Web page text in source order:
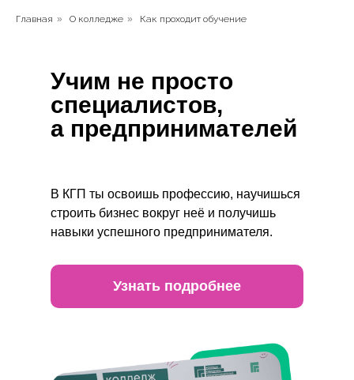
Главная » О колледже » Как проходит обучение
Учим не просто
специалистов,
а предпринимателей
Узнать подробнее
В КГП ты освоишь профессию, научишься
строить бизнес вокруг неё и получишь
навыки успешного предпринимателя.